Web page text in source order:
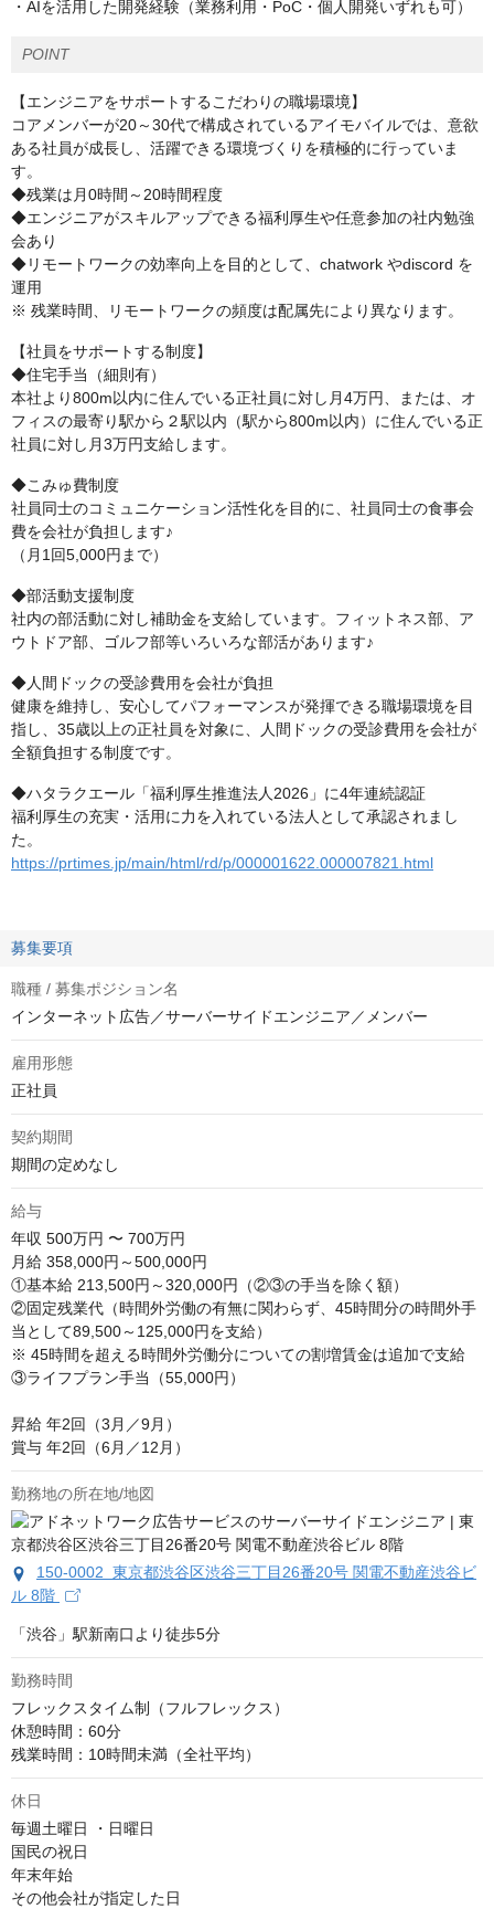
・AIを活用した開発経験（業務利用・PoC・個人開発いずれも可）
POINT
【エンジニアをサポートするこだわりの職場環境】
コアメンバーが20～30代で構成されているアイモバイルでは、意欲
ある社員が成長し、活躍できる環境づくりを積極的に行っていま
す。
◆残業は月0時間～20時間程度
◆エンジニアがスキルアップできる福利厚生や任意参加の社内勉強
会あり
◆リモートワークの効率向上を目的として、chatwork やdiscord を
運用
※ 残業時間、リモートワークの頻度は配属先により異なります。
【社員をサポートする制度】
◆住宅手当（細則有）
本社より800m以内に住んでいる正社員に対し月4万円、または、オ
フィスの最寄り駅から２駅以内（駅から800m以内）に住んでいる正
社員に対し月3万円支給します。
◆こみゅ費制度
社員同士のコミュニケーション活性化を目的に、社員同士の食事会
費を会社が負担します♪
（月1回5,000円まで）
◆部活動支援制度
社内の部活動に対し補助金を支給しています。フィットネス部、ア
ウトドア部、ゴルフ部等いろいろな部活があります♪
◆人間ドックの受診費用を会社が負担
健康を維持し、安心してパフォーマンスが発揮できる職場環境を目
指し、35歳以上の正社員を対象に、人間ドックの受診費用を会社が
全額負担する制度です。
◆ハタラクエール「福利厚生推進法人2026」に4年連続認証
福利厚生の充実・活用に力を入れている法人として承認されまし
た。
https://prtimes.jp/main/html/rd/p/000001622.000007821.html
募集要項
職種 / 募集ポジション名
インターネット広告／サーバーサイドエンジニア／メンバー
雇用形態
正社員
契約期間
期間の定めなし
給与
年収 500万円 〜 700万円
月給 358,000円～500,000円
①基本給 213,500円～320,000円（②③の手当を除く額）
②固定残業代（時間外労働の有無に関わらず、45時間分の時間外手
当として89,500～125,000円を支給）
※ 45時間を超える時間外労働分についての割増賃金は追加で支給
③ライフプラン手当（55,000円）
昇給 年2回（3月／9月）
賞与 年2回（6月／12月）
勤務地の所在地/地図
150-0002 東京都渋谷区渋谷三丁目26番20号 関電不動産渋谷ビ
ル 8階
「渋谷」駅新南口より徒歩5分
勤務時間
フレックスタイム制（フルフレックス）
休憩時間：60分
残業時間：10時間未満（全社平均）
休日
毎週土曜日 ・日曜日
国民の祝日
年末年始
その他会社が指定した日